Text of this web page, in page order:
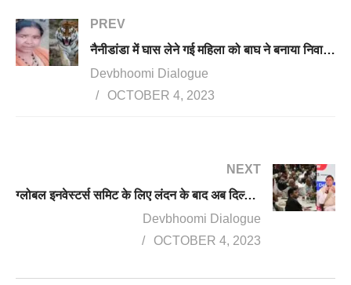
PREV
नैनीडांडा में घास लेने गई महिला को बाघ ने बनाया निवाला, झाड़ियों से बरामद हुए अधखाया शव
Devbhoomi Dialogue
OCTOBER 4, 2023
NEXT
ग्लोबल इनवेस्टर्स समिट के लिए लंदन के बाद अब दिल्ली में CM धामी का रोड शो, उद्यमियों से लिए सुझाव
Devbhoomi Dialogue
OCTOBER 4, 2023